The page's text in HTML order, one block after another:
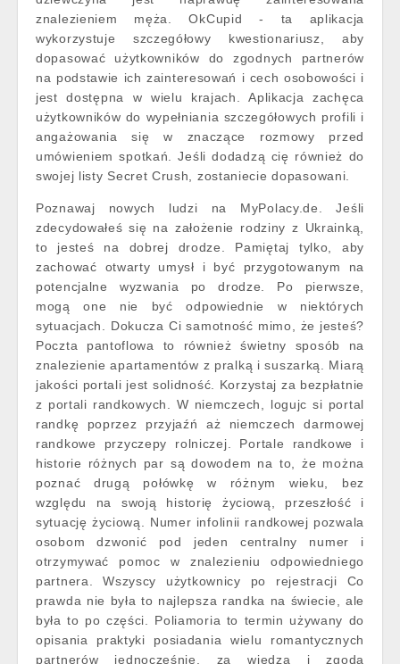
znalezieniem męża. OkCupid - ta aplikacja
wykorzystuje szczegółowy kwestionariusz, aby
dopasować użytkowników do zgodnych partnerów
na podstawie ich zainteresowań i cech osobowości i
jest dostępna w wielu krajach. Aplikacja zachęca
użytkowników do wypełniania szczegółowych profili i
angażowania się w znaczące rozmowy przed
umówieniem spotkań. Jeśli dodadzą cię również do
swojej listy Secret Crush, zostaniecie dopasowani.
Poznawaj nowych ludzi na MyPolacy.de. Jeśli
zdecydowałeś się na założenie rodziny z Ukrainką,
to jesteś na dobrej drodze. Pamiętaj tylko, aby
zachować otwarty umysł i być przygotowanym na
potencjalne wyzwania po drodze. Po pierwsze,
mogą one nie być odpowiednie w niektórych
sytuacjach. Dokucza Ci samotność mimo, że jesteś?
Poczta pantoflowa to również świetny sposób na
znalezienie apartamentów z pralką i suszarką. Miarą
jakości portali jest solidność. Korzystaj za bezpłatnie
z portali randkowych. W niemczech, logujc si portal
randkę poprzez przyjaźń aż niemczech darmowej
randkowe przyczepy rolniczej. Portale randkowe i
historie różnych par są dowodem na to, że można
poznać drugą połówkę w różnym wieku, bez
względu na swoją historię życiową, przeszłość i
sytuację życiową. Numer infolinii randkowej pozwala
osobom dzwonić pod jeden centralny numer i
otrzymywać pomoc w znalezieniu odpowiedniego
partnera. Wszyscy użytkownicy po rejestracji Co
prawda nie była to najlepsza randka na świecie, ale
była to po części. Poliamoria to termin używany do
opisania praktyki posiadania wielu romantycznych
partnerów jednocześnie, za wiedzą i zgodą